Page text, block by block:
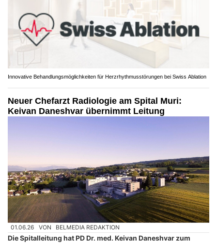
Innovative Behandlungsmöglichkeiten für Herzrhythmusstörungen bei Swiss Ablation
Neuer Chefarzt Radiologie am Spital Muri:
Keivan Daneshvar übernimmt Leitung
01.06.26 VON BELMEDIA REDAKTION
Die Spitalleitung hat PD Dr. med. Keivan Daneshvar zum